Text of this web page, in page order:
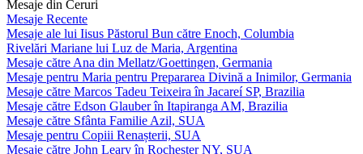
Mesaje din Ceruri
Mesaje Recente
Mesaje ale lui Iisus Păstorul Bun către Enoch, Columbia
Rivelări Mariane lui Luz de Maria, Argentina
Mesaje către Ana din Mellatz/Goettingen, Germania
Mesaje pentru Maria pentru Prepararea Divină a Inimilor, Germania
Mesaje către Marcos Tadeu Teixeira în Jacareí SP, Brazilia
Mesaje către Edson Glauber în Itapiranga AM, Brazilia
Mesaje către Sfânta Familie Azil, SUA
Mesaje pentru Copiii Renașterii, SUA
Mesaje către John Leary în Rochester NY, SUA